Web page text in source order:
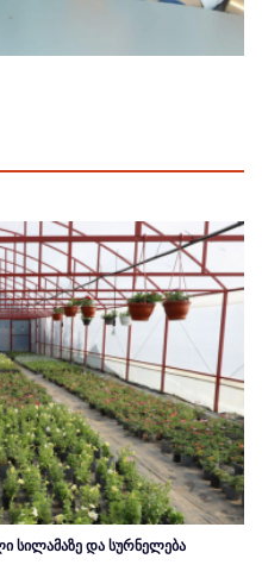
სილამაზე და სურნელება